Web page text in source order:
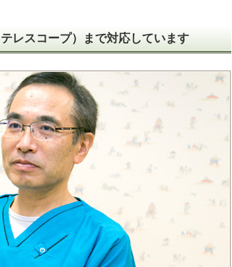
レスコープ）まで対応しています